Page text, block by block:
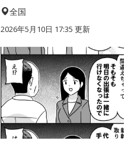
全国
2026年5月10日 17:35 更新